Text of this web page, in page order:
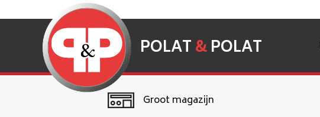
POLAT&POLAT
Groot magazijn